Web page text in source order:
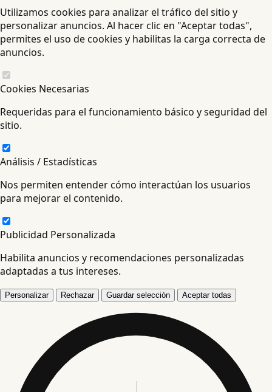
Utilizamos cookies para analizar el tráfico del sitio y
personalizar anuncios. Al hacer clic en "Aceptar todas",
permites el uso de cookies y habilitas la carga correcta de
anuncios.
Cookies Necesarias
Requeridas para el funcionamiento básico y seguridad del
sitio.
Análisis / Estadísticas
Nos permiten entender cómo interactúan los usuarios
para mejorar el contenido.
Publicidad Personalizada
Habilita anuncios y recomendaciones personalizadas
adaptadas a tus intereses.
Personalizar Rechazar Guardar selección Aceptar todas